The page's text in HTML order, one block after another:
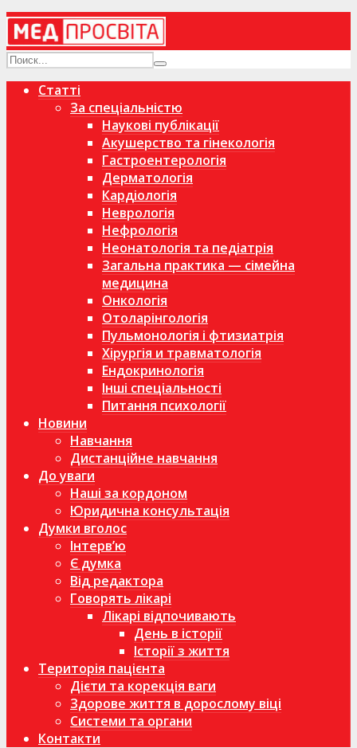
Статті
За спеціальністю
Наукові публікації
Акушерство та гінекологія
Гастроентерологія
Дерматологія
Кардіологія
Неврологія
Нефрологія
Неонатологія та педіатрія
Загальна практика — сімейна
медицина
Онкологія
Отоларінгологія
Пульмонологія і фтизиатрія
Хірургія и травматологія
Ендокринологія
Інші спеціальності
Питання психології
Новини
Навчання
Дистанційне навчання
До уваги
Наші за кордоном
Юридична консультація
Думки вголос
Інтерв’ю
Є думка
Від редактора
Говорять лікарі
Лікарі відпочивають
День в історії
Історії з життя
Територія пацієнта
Дієти та корекція ваги
Здорове життя в дорослому віці
Системи та органи
Контакти